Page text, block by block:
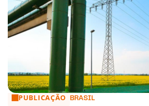
Boletim de Energia | Novembro, 2025
PUBLICAÇÃO BRASIL